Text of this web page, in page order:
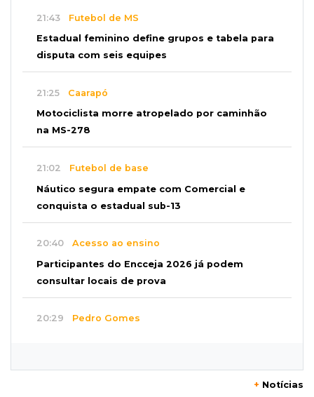
21:43 Futebol de MS
Estadual feminino define grupos e tabela para
disputa com seis equipes
21:25 Caarapó
Motociclista morre atropelado por caminhão
na MS-278
21:02 Futebol de base
Náutico segura empate com Comercial e
conquista o estadual sub-13
20:40 Acesso ao ensino
Participantes do Encceja 2026 já podem
consultar locais de prova
20:29 Pedro Gomes
+ Notícias